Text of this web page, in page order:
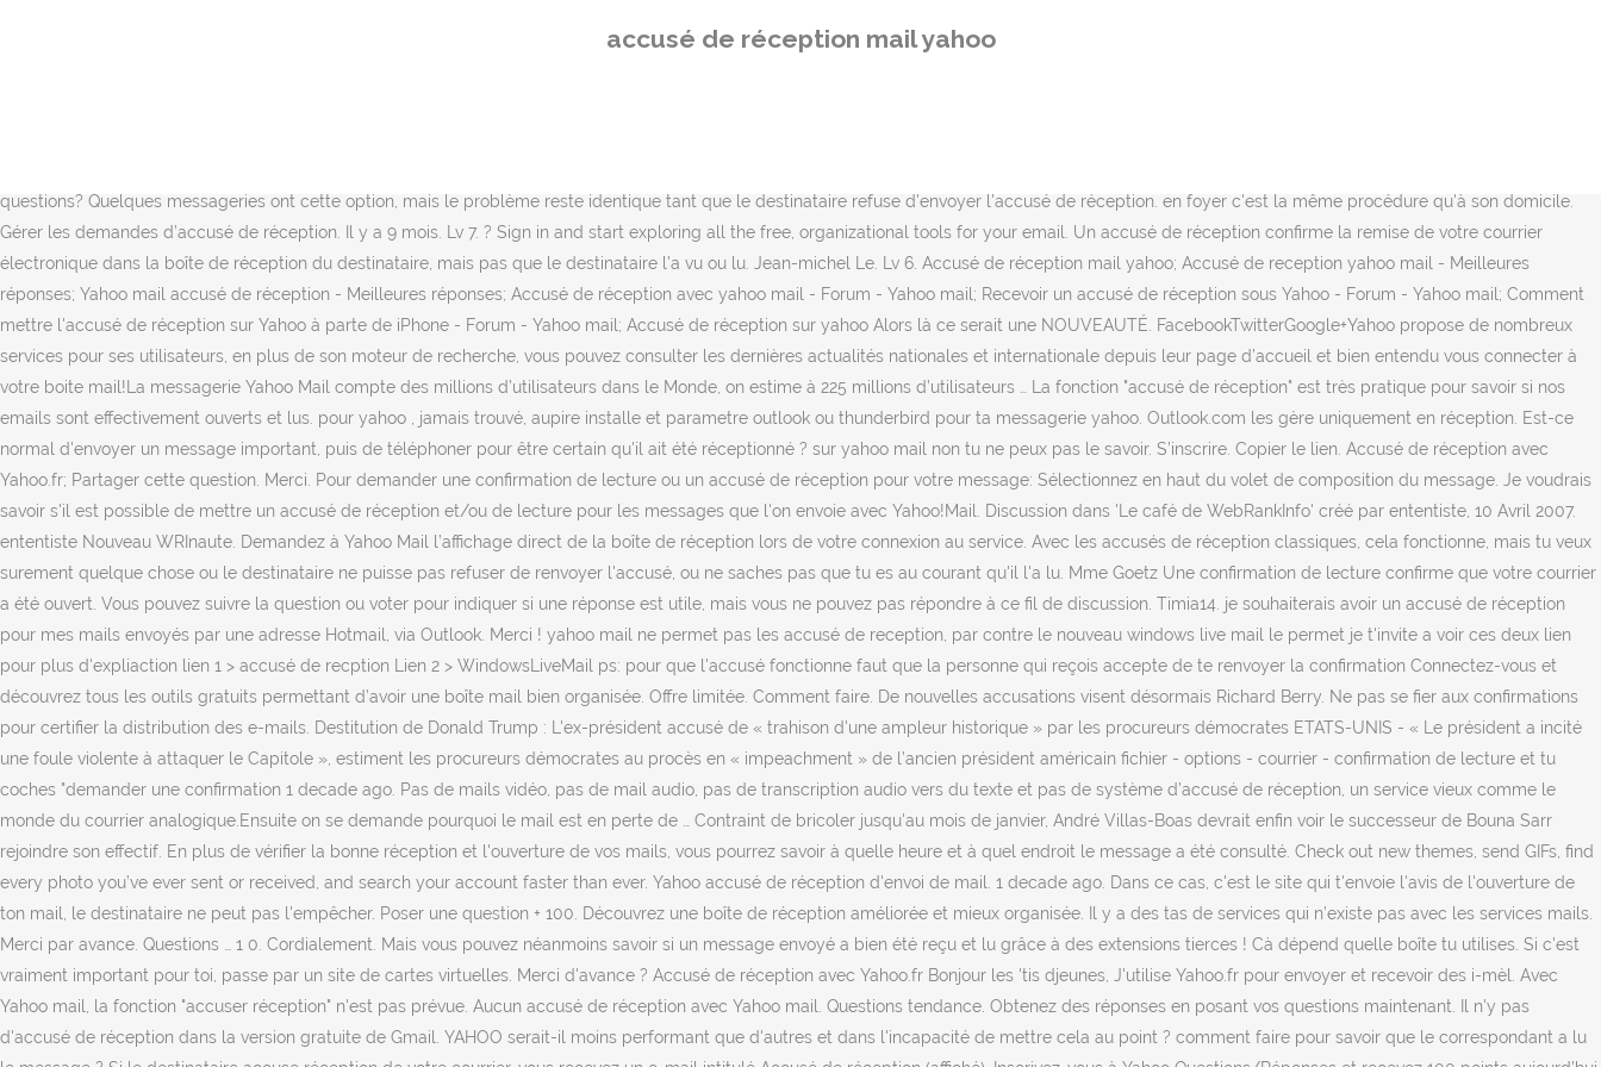
accusé de réception mail yahoo
message.. Sélectionnez demander une confirmation de lecture ou demander un accusé de réceptionou les deux.. Pour choisir la manière dontOutlook sur le web répond aux demandes de confirmation de …
questions? Quelques messageries ont cette option, mais le problème reste identique tant que le destinataire refuse d'envoyer l'accusé de réception. en foyer c'est la même procédure qu'à son domicile.
Gérer les demandes d’accusé de réception. Il y a 9 mois. Lv 7. ? Sign in and start exploring all the free, organizational tools for your email. Un accusé de réception confirme la remise de votre courrier
électronique dans la boîte de réception du destinataire, mais pas que le destinataire l’a vu ou lu. Jean-michel Le. Lv 6. Accusé de réception mail yahoo; Accusé de reception yahoo mail - Meilleures
réponses; Yahoo mail accusé de réception - Meilleures réponses; Accusé de réception avec yahoo mail - Forum - Yahoo mail; Recevoir un accusé de réception sous Yahoo - Forum - Yahoo mail; Comment
mettre l'accusé de réception sur Yahoo à parte de iPhone - Forum - Yahoo mail; Accusé de réception sur yahoo Alors là ce serait une NOUVEAUTÉ. FacebookTwitterGoogle+Yahoo propose de nombreux
services pour ses utilisateurs, en plus de son moteur de recherche, vous pouvez consulter les dernières actualités nationales et internationale depuis leur page d’accueil et bien entendu vous connecter à
votre boite mail!La messagerie Yahoo Mail compte des millions d’utilisateurs dans le Monde, on estime à 225 millions d’utilisateurs … La fonction "accusé de réception" est très pratique pour savoir si nos
emails sont effectivement ouverts et lus. pour yahoo , jamais trouvé, aupire installe et parametre outlook ou thunderbird pour ta messagerie yahoo. Outlook.com les gère uniquement en réception. Est-ce
normal d'envoyer un message important, puis de téléphoner pour être certain qu'il ait été réceptionné ? sur yahoo mail non tu ne peux pas le savoir. S’inscrire. Copier le lien. Accusé de réception avec
Yahoo.fr; Partager cette question. Merci. Pour demander une confirmation de lecture ou un accusé de réception pour votre message: Sélectionnez en haut du volet de composition du message. Je voudrais
savoir s'il est possible de mettre un accusé de réception et/ou de lecture pour les messages que l'on envoie avec Yahoo!Mail. Discussion dans 'Le café de WebRankInfo' créé par ententiste, 10 Avril 2007.
ententiste Nouveau WRInaute. Demandez à Yahoo Mail l’affichage direct de la boîte de réception lors de votre connexion au service. Avec les accusés de réception classiques, cela fonctionne, mais tu veux
surement quelque chose ou le destinataire ne puisse pas refuser de renvoyer l'accusé, ou ne saches pas que tu es au courant qu'il l'a lu. Mme Goetz Une confirmation de lecture confirme que votre courrier
a été ouvert. Vous pouvez suivre la question ou voter pour indiquer si une réponse est utile, mais vous ne pouvez pas répondre à ce fil de discussion. Timia14. je souhaiterais avoir un accusé de réception
pour mes mails envoyés par une adresse Hotmail, via Outlook. Merci ! yahoo mail ne permet pas les accusé de reception, par contre le nouveau windows live mail le permet je t'invite a voir ces deux lien
pour plus d'expliaction lien 1 > accusé de recption Lien 2 > WindowsLiveMail ps: pour que l'accusé fonctionne faut que la personne qui reçois accepte de te renvoyer la confirmation Connectez-vous et
découvrez tous les outils gratuits permettant d’avoir une boîte mail bien organisée. Offre limitée. Comment faire. De nouvelles accusations visent désormais Richard Berry. Ne pas se fier aux confirmations
pour certifier la distribution des e-mails. Destitution de Donald Trump : L'ex-président accusé de « trahison d'une ampleur historique » par les procureurs démocrates ETATS-UNIS - « Le président a incité
une foule violente à attaquer le Capitole », estiment les procureurs démocrates au procès en « impeachment » de l’ancien président américain fichier - options - courrier - confirmation de lecture et tu
coches "demander une confirmation 1 decade ago. Pas de mails vidéo, pas de mail audio, pas de transcription audio vers du texte et pas de système d’accusé de réception, un service vieux comme le
monde du courrier analogique.Ensuite on se demande pourquoi le mail est en perte de … Contraint de bricoler jusqu'au mois de janvier, André Villas-Boas devrait enfin voir le successeur de Bouna Sarr
rejoindre son effectif. En plus de vérifier la bonne réception et l'ouverture de vos mails, vous pourrez savoir à quelle heure et à quel endroit le message a été consulté. Check out new themes, send GIFs, find
every photo you’ve ever sent or received, and search your account faster than ever. Yahoo accusé de réception d'envoi de mail. 1 decade ago. Dans ce cas, c'est le site qui t'envoie l'avis de l'ouverture de
ton mail, le destinataire ne peut pas l'empêcher. Poser une question + 100. Découvrez une boîte de réception améliorée et mieux organisée. Il y a des tas de services qui n’existe pas avec les services mails.
Merci par avance. Questions … 1 0. Cordialement. Mais vous pouvez néanmoins savoir si un message envoyé a bien été reçu et lu grâce à des extensions tierces ! Cà dépend quelle boîte tu utilises. Si c'est
vraiment important pour toi, passe par un site de cartes virtuelles. Merci d'avance ? Accusé de réception avec Yahoo.fr Bonjour les 'tis djeunes, J'utilise Yahoo.fr pour envoyer et recevoir des i-mèl. Avec
Yahoo mail, la fonction "accuser réception" n'est pas prévue. Aucun accusé de réception avec Yahoo mail. Questions tendance. Obtenez des réponses en posant vos questions maintenant. Il n'y pas
d'accusé de réception dans la version gratuite de Gmail. YAHOO serait-il moins performant que d'autres et dans l'incapacité de mettre cela au point ? comment faire pour savoir que le correspondant a lu